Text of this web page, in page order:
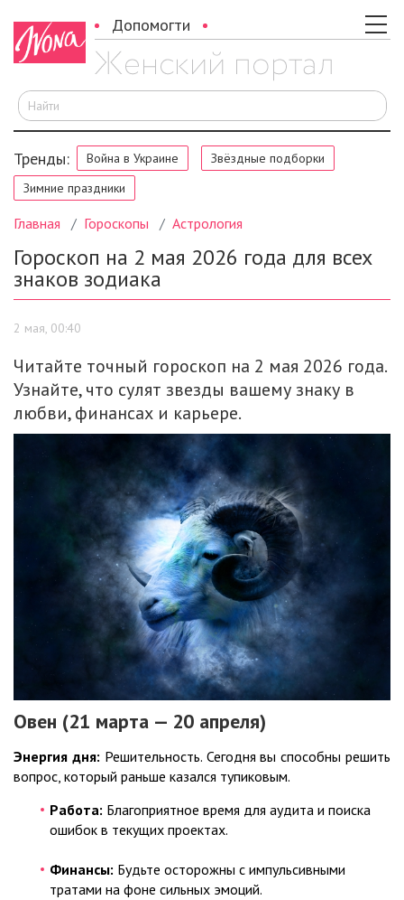
Допомогти
Тренды: Война в Украине
Звёздные подборки
Зимние праздники
Главная Гороскопы Астрология
Гороскоп на 2 мая 2026 года для всех
знаков зодиака
2 мая, 00:40
Читайте точный гороскоп на 2 мая 2026 года.
Узнайте, что сулят звезды вашему знаку в
любви, финансах и карьере.
Овен (21 марта — 20 апреля)
Энергия дня: Решительность. Сегодня вы способны решить
вопрос, который раньше казался тупиковым.
Работа: Благоприятное время для аудита и поиска
ошибок в текущих проектах.
Финансы: Будьте осторожны с импульсивными
тратами на фоне сильных эмоций.